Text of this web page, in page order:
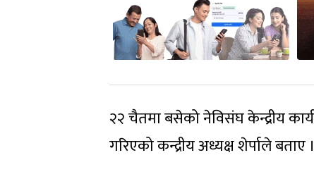
२२ चैतमा बसेको नेविसंघ केन्द्रीय
गरिएको कन्द्रीय अध्यक्ष शेर्पाले बताए ।